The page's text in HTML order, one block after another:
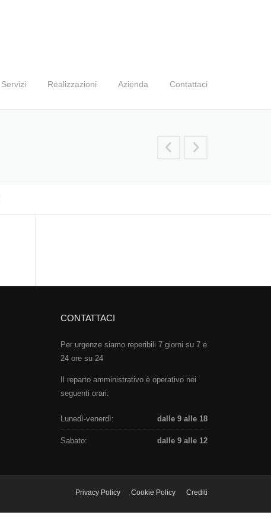
Servizi Realizzazioni Azienda Contattaci
CONTATTACI
Per urgenze siamo reperibili 7 giorni su 7 e
24 ore su 24
Il reparto amministrativo è operativo nei
seguenti orari:
Lunedì-venerdì: dalle 9 alle 18
Sabato: dalle 9 alle 12
Privacy Policy Cookie Policy Crediti